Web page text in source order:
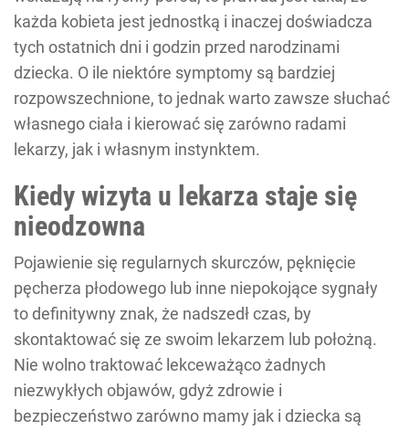
każda kobieta jest jednostką i inaczej doświadcza
tych ostatnich dni i godzin przed narodzinami
dziecka. O ile niektóre symptomy są bardziej
rozpowszechnione, to jednak warto zawsze słuchać
własnego ciała i kierować się zarówno radami
lekarzy, jak i własnym instynktem.
Kiedy wizyta u lekarza staje się
nieodzowna
Pojawienie się regularnych skurczów, pęknięcie
pęcherza płodowego lub inne niepokojące sygnały
to definitywny znak, że nadszedł czas, by
skontaktować się ze swoim lekarzem lub położną.
Nie wolno traktować lekceważąco żadnych
niezwykłych objawów, gdyż zdrowie i
bezpieczeństwo zarówno mamy jak i dziecka są